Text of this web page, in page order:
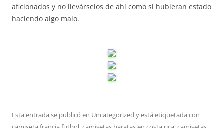
aficionados y no llevárselos de ahí como si hubieran estado
haciendo algo malo.
Esta entrada se publicó en Uncategorized y está etiquetada con